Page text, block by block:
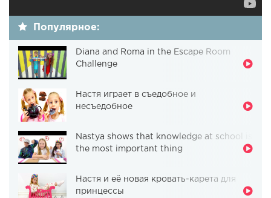
Популярное:
Diana and Roma in the Escape Room
Challenge
Настя играет в съедобное и
несъедобное
Nastya shows that knowledge at school is
the most important thing
Настя и её новая кровать-карета для
принцессы